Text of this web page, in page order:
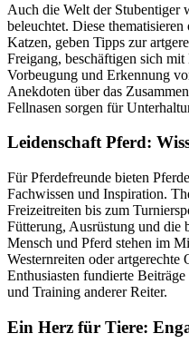
Auch die Welt der Stubentiger
beleuchtet. Diese
Katzen, geben Tipps zur
Freigang, beschäftigen sich
Vorbeugung und Erkennung
Anekdoten über das
Fellnasen sorgen für
Leidenschaft Pferd:
Für Pferdefreunde bieten
Fachwissen und Inspiration.
Freizeitreiten bis zum
Fütterung, Ausrüstung und die
Mensch und Pferd stehen im
Westernreiten oder
Enthusiasten fundierte
und Training anderer Reiter.
Ein Herz für Tiere: